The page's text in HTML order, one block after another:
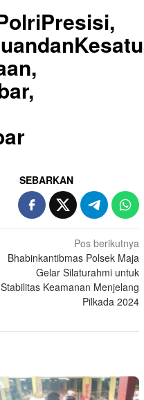
SEBARKAN
Pos berikutnya
Bhabinkantibmas Polsek Maja
Gelar Silaturahmi untuk
Stabilitas Keamanan Menjelang
Pilkada 2024